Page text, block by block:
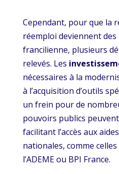
Cependant, pour que la
réemploi deviennent des
francilienne, plusieurs
relevés. Les
nécessaires à la
à l’acquisition d’outils
un frein pour de
pouvoirs publics
facilitant l’accès aux
nationales, comme
l’ADEME ou BPI France.